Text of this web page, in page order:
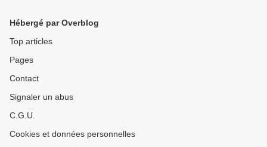
Hébergé par Overblog
Top articles
Pages
Contact
Signaler un abus
C.G.U.
Cookies et données personnelles